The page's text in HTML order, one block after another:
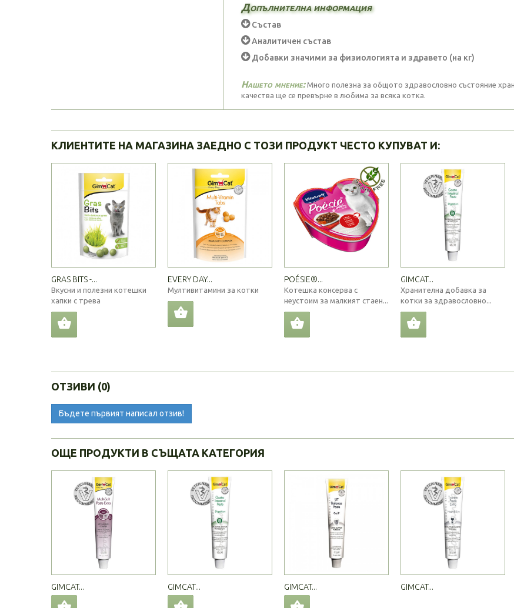
Допълнителна информация
Състав
Аналитичен състав
Добавки значими за физиологията и здравето (на кг)
Нашето мнение:Много полезна за общото здравословно състояние
качества ще се превърне в любима за всяка котка.
КЛИЕНТИТЕ НА МАГАЗИНА ЗАЕДНО С ТОЗИ ПРОДУКТ ЧЕСТО КУПУВАТ И:
GRAS BITS -...
Вкусни и полезни котешки
хапки с трева
EVERY DAY...
Мултивитамини за котки
POÉSIE®...
Котешка консерва с
неустоим за малкият стаен...
GIMCAT...
Хранителна добавка за
котки за здравословно...
ОТЗИВИ (0)
Бъдете първият написал отзив!
ОЩЕ ПРОДУКТИ В СЪЩАТА КАТЕГОРИЯ
GIMCAT... GIMCAT... GIMCAT... GIMCAT...